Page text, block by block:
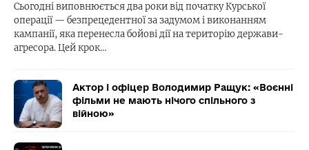
Сьогодні виповнюється два роки від початку Курської
операції — безпрецедентної за задумом і виконанням
кампанії, яка перенесла бойові дії на територію держави-
агресора. Цей крок…
Актор і офіцер Володимир Ращук: «Воєнні
фільми не мають нічого спільного з
війною»